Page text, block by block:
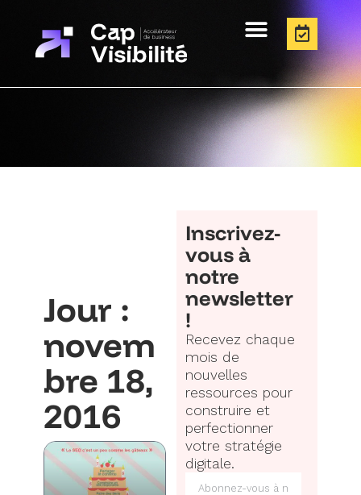
Jour :
novem
bre 18,
2016
Inscrivez-
vous à
notre
newsletter
!
Recevez chaque
mois de
nouvelles
ressources pour
construire et
perfectionner
votre stratégie
digitale.